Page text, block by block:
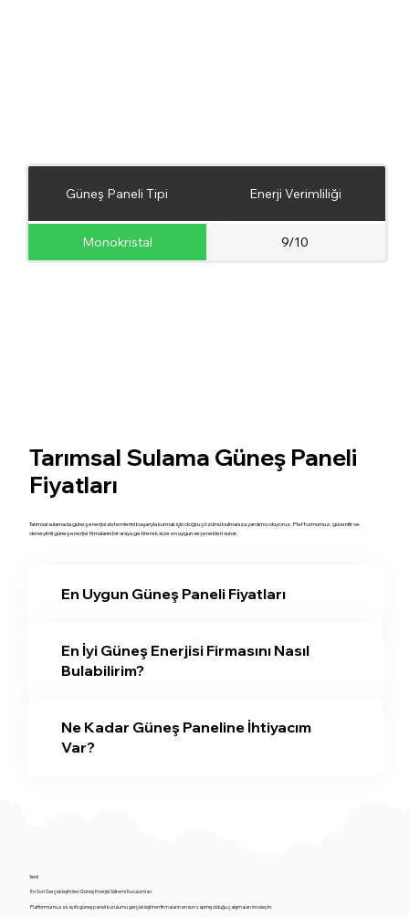
Güneş Paneli Tipi Enerji Verimliliği
Monokristal 9/10
Tarımsal Sulama Güneş Paneli
Fiyatları
Tarımsal sulamada güneş enerjisi sistemlerini başarıyla kurmak için doğru çözümü bulmanıza yardımcı oluyoruz. Platformumuz, güvenilir ve
deneyimli güneş enerjisi firmalarını bir araya getirerek size en uygun seçenekleri sunar.
En Uygun Güneş Paneli Fiyatları
En İyi Güneş Enerjisi Firmasını Nasıl
Bulabilirim?
Ne Kadar Güneş Paneline İhtiyacım
Var?
Yeni!
En Son Gerçekleştirilen Güneş Enerjisi Sistemi Kurulumları
Platformumuza kayıtlı güneş paneli kurulumu gerçekleştiren firmaların en son yapmış olduğu çalışmaları inceleyin.